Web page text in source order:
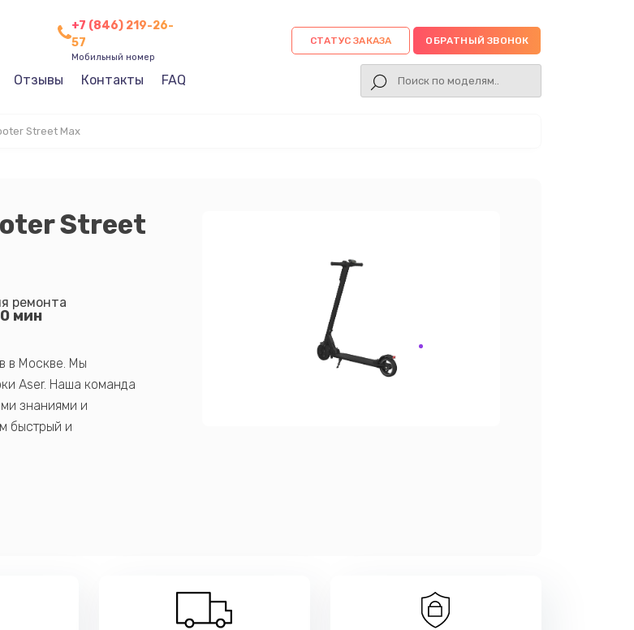
+7 (846) 219-26-
57
Мобильный номер
СТАТУС ЗАКАЗА ОБРАТНЫЙ ЗВОНОК
Отзывы Контакты FAQ
Street Max
Street
ремонта
мин
в Москве. Мы
Aser. Наша команда
знаниями и
быстрый и
а также
удовлетворяя их
на ремонт уже